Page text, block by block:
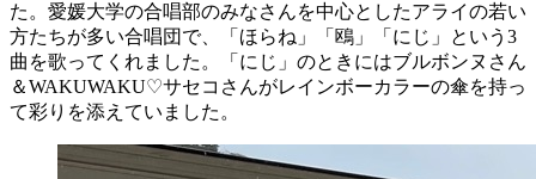
た。愛媛大学の合唱部のみなさんを中心としたアライの若い
方たちが多い合唱団で、「ほらね」「鴎」「にじ」という3
曲を歌ってくれました。「にじ」のときにはブルボンヌさん
＆WAKUWAKU♡サセコさんがレインボーカラーの傘を持っ
て彩りを添えていました。